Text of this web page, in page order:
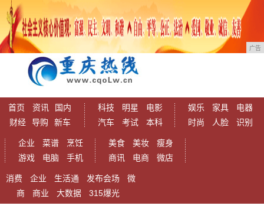
广告
首页 资讯
国内
财经
导购 新车
科技 明星
电影
汽车
考试 本科
娱乐 家具
电器
时尚
人脸 识别
企业 菜谱
烹饪
游戏
电脑 手机
美食 美妆
瘦身
商讯
电商 微店
消费 企业 生活通 发布会场
微
商
商业 大数据 315爆光